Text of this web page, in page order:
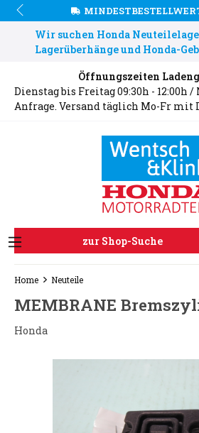
Wir suchen Honda
Lagerüberhänge und Honda-
Öffnungszeiten
Dienstag bis Freitag 09:30h - 12:00h
Anfrage. Versand täglich Mo-Fr mit
zur Shop-Suche
Home Neuteile
MEMBRANE
Honda